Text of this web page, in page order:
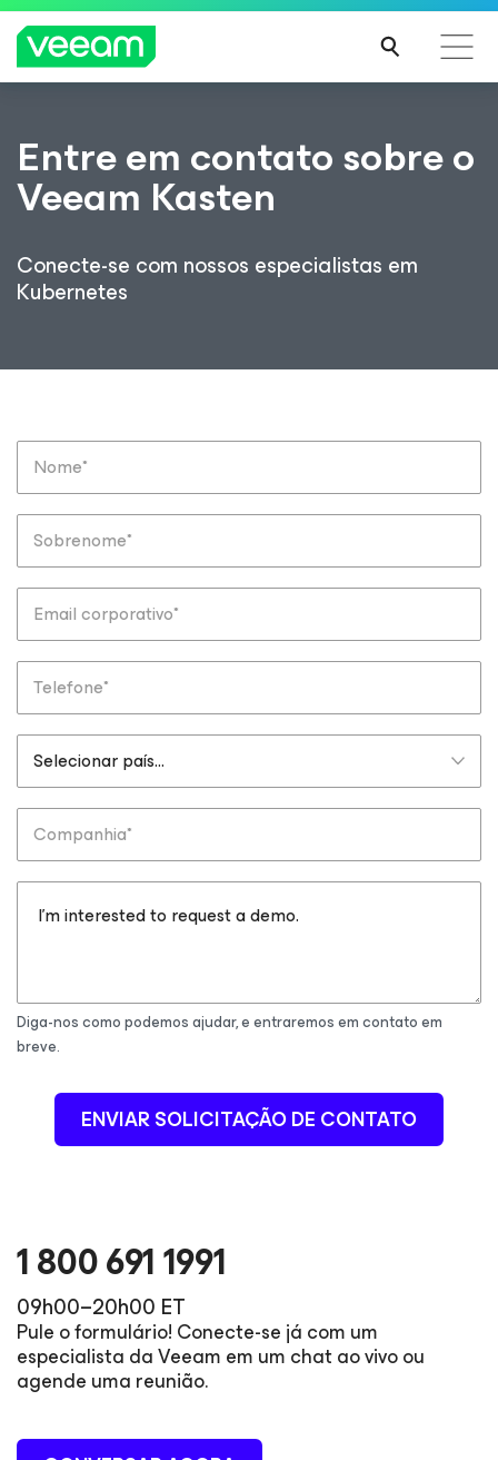
Orientações da Veeam para os clientes afetados
pela atualização de conteúdo da CrowdStrike
LEIA
Entre em contato sobre o
Veeam Kasten
Conecte-se com nossos especialistas em
Kubernetes
Diga-nos como podemos ajudar, e entraremos em contato em
breve.
ENVIAR SOLICITAÇÃO DE CONTATO
1 800 691 1991
09h00–20h00 ET
Pule o formulário! Conecte-se já com um
especialista da Veeam em um chat ao vivo ou
agende uma reunião.